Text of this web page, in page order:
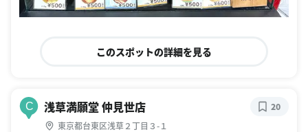
このスポットの詳細を見る
C 浅草満願堂 仲見世店
東京都台東区浅草２丁目３-１
20